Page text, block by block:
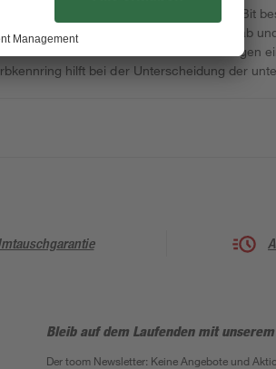
Durch die Schlagfestigkeit ist der Bit
Die Torsionszone fängt Impulsspitzen ab
hat der Bit auch bei hohen Anforderungen
hilft bei der Unterscheidung der
Bleib auf dem Laufenden mit
Der toom Newsletter: Keine Angebote und